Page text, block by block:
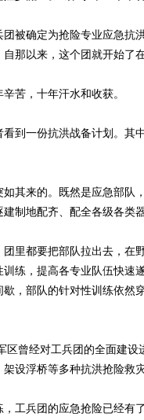
确定为抢险专业应急抗
那以来，这个团就开始了在
，十年汗水和收获。
一份抗洪战备计划。其
来的。既然是应急部队
制地配齐、配全各级各类器
都要把部队拉出去，在
练，提高各专业队伍快速
，部队的针对性训练依然
曾经对工兵团的全面建设
设浮桥等多种抗洪抢险救灾
兵团的应急抢险已经有